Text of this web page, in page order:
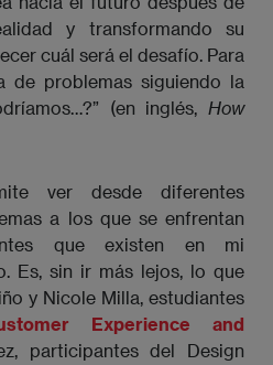
y transformando su
cuál será el desafío. Para
de problemas siguiendo la
(en inglés, How
ver desde diferentes
a los que se enfrentan
que existen en mi
Es, sin ir más lejos, lo que
y Nicole Milla, estudiantes
Experience and
participantes del Design